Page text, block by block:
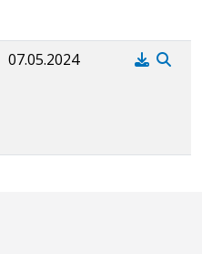
07.05.2024